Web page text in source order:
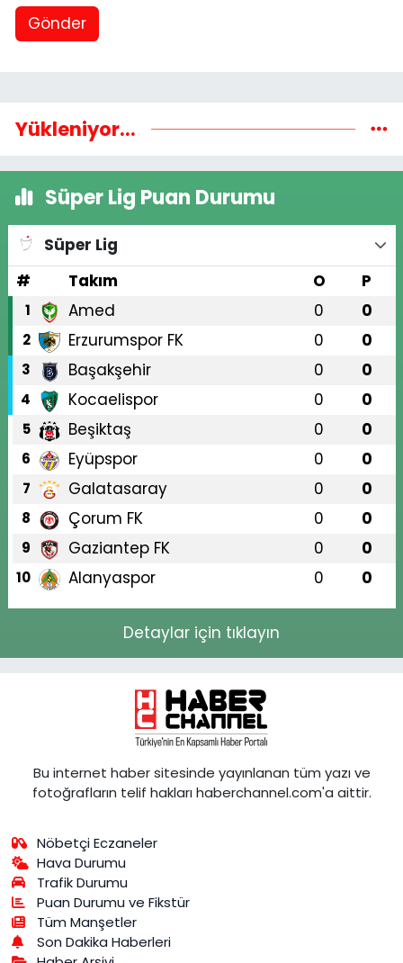
Gönder
Yükleniyor...
Süper Lig Puan Durumu
Süper Lig
#
Takım O P
1 Amed 0 0
2 Erzurumspor FK 0 0
3 Başakşehir 0 0
4 Kocaelispor 0 0
5 Beşiktaş 0 0
6 Eyüpspor 0 0
7 Galatasaray 0 0
8 Çorum FK 0 0
9 Gaziantep FK 0 0
10 Alanyaspor 0 0
Detaylar için tıklayın
Bu internet haber sitesinde yayınlanan tüm yazı ve
fotoğrafların telif hakları haberchannel.com'a aittir.
Nöbetçi Eczaneler
Hava Durumu
Trafik Durumu
Puan Durumu ve Fikstür
Tüm Manşetler
Son Dakika Haberleri